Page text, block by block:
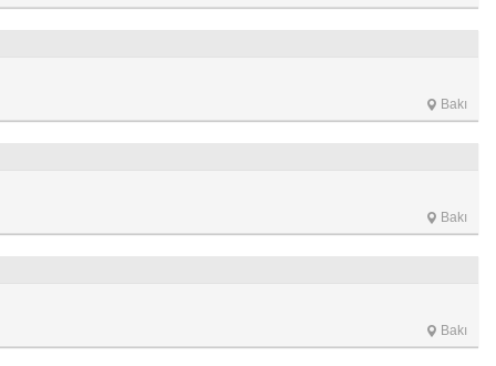
Bakı
Bakı
Bakı